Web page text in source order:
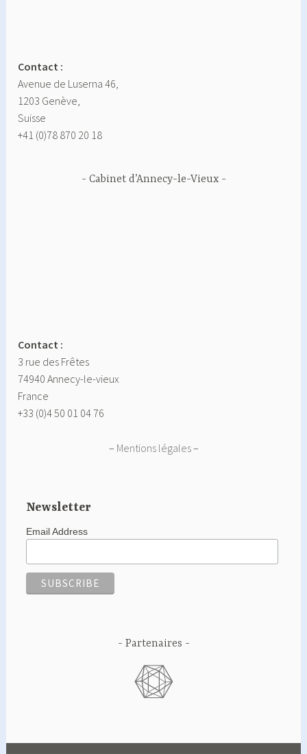
Contact :
Avenue de Luserna 46,
1203 Genève,
Suisse
+41 (0)78 870 20 18
Cabinet d’Annecy-le-Vieux
Contact :
3 rue des Frêtes
74940 Annecy-le-vieux
France
+33 (0)4 50 01 04 76
– Mentions légales–
Newsletter
Email Address
Partenaires